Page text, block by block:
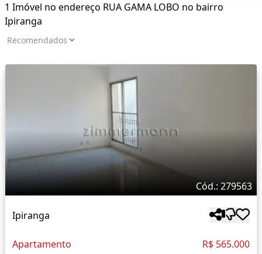
1 Imóvel no endereço RUA GAMA LOBO no bairro
Ipiranga
Cód.: 279563
Ipiranga
Apartamento R$ 565.000